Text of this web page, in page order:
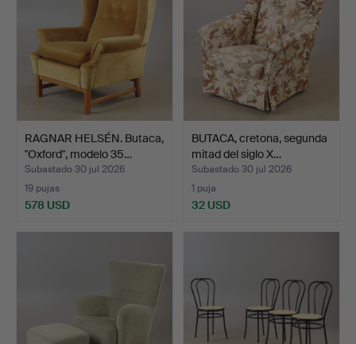
RAGNAR HELSÉN. Butaca,
"Oxford", modelo 35…
Subastado 30 jul 2026
19 pujas
578 USD
BUTACA, cretona, segunda
mitad del siglo X…
Subastado 30 jul 2026
1 puja
32 USD